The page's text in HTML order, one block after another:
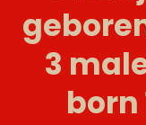
3
born